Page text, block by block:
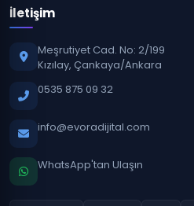
İletişim
Meşrutiyet Cad. No: 2/199
Kızılay, Çankaya/Ankara
0535 875 09 32
info@evoradijital.com
WhatsApp'tan Ulaşın